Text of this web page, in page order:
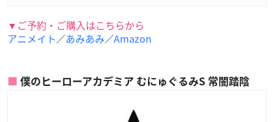
▼ご予約・ご購入はこちらから
アニメイト／あみあみ／Amazon
僕のヒーローアカデミア むにゅぐるみS 常闇踏陰